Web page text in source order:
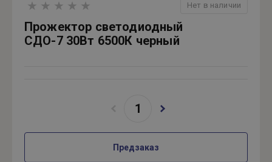
Прожектор светодиодный
СДО-7 30Вт 6500К черный
Нет в наличии
Предзаказ